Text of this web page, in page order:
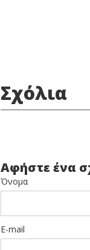
Σχόλια
Αφήστε ένα
Όνομα
E-mail